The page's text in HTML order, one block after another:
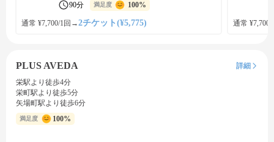
90分 満足度 100%
通常 ¥7,700/1回 →2チケット(¥5,775) 通常 ¥7,700/
PLUS AVEDA
詳細
栄駅より徒歩4分
栄町駅より徒歩5分
矢場町駅より徒歩6分
満足度 100%